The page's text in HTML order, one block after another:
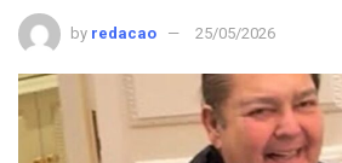
by redacao 25/05/2026